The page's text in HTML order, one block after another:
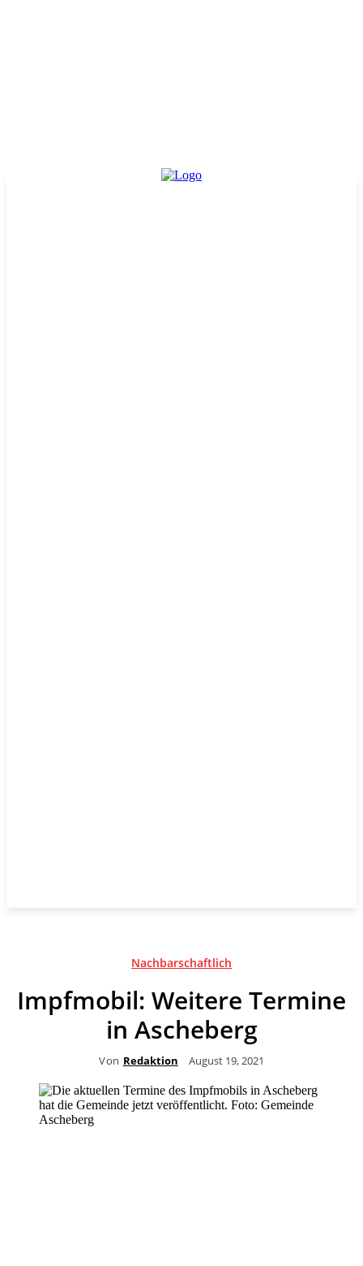
Nachbarschaftlich
Impfmobil: Weitere Termine
in Ascheberg
Von Redaktion August 19, 2021